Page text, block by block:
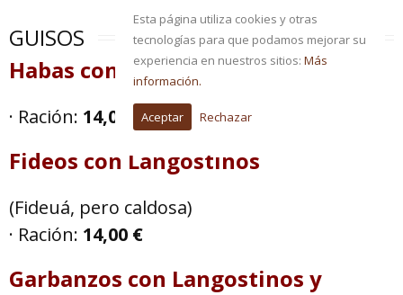
GUISOS
Habas con Chocos
· Ración: 14,00 €
Fideos con Langostinos
(Fideuá, pero caldosa)
· Ración: 14,00 €
Garbanzos con Langostinos y
Esta página utiliza cookies y otras
tecnologías para que podamos mejorar su
experiencia en nuestros sitios: Más
información.
Aceptar Rechazar